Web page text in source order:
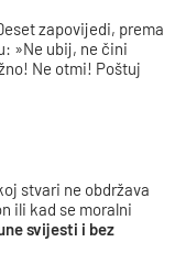
zapovijedi, prema
»Ne ubij, ne čini
Ne otmi! Poštuj
stvari ne obdržava
ili kad se moralni
svijesti i bez